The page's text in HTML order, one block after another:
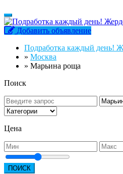
Добавить объявление
Подработка каждый день!
» Москва
» Марьина роща
Поиск
Цена
ПОИСК